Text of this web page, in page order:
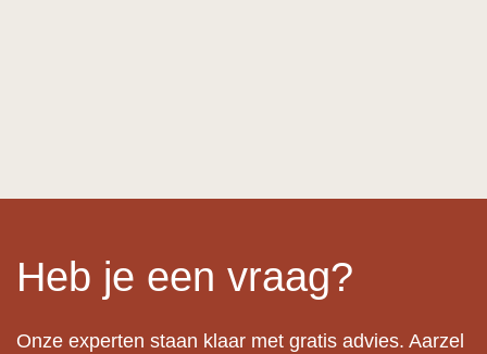
Heb je een vraag?
Onze experten staan klaar met gratis advies. Aarzel